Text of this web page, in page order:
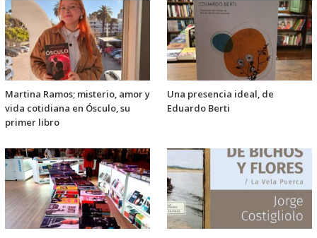
Martina Ramos; misterio, amor y
vida cotidiana en Ósculo, su
primer libro
Una presencia ideal, de
Eduardo Berti